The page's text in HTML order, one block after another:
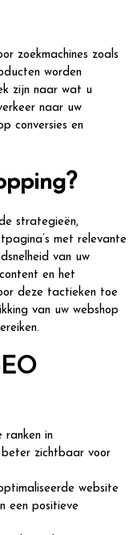
zoekmachines zoals
worden
zijn naar wat u
naar uw
conversies en
strategieën,
met relevante
van uw
en het
deze tactieken toe
van uw webshop
ranken in
beter zichtbaar voor
website
een positieve